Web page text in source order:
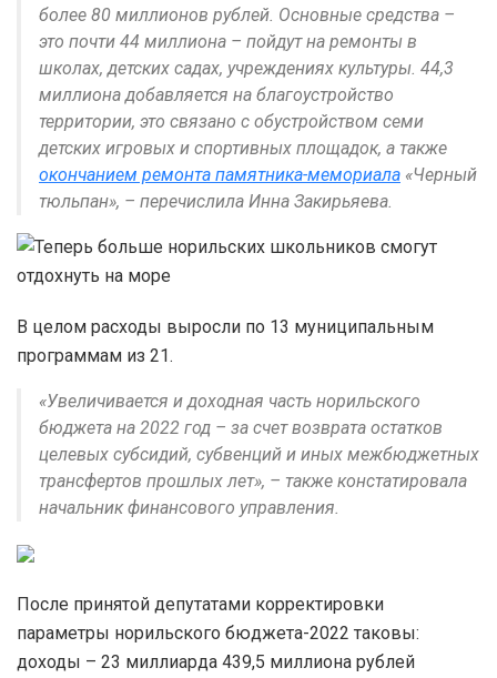
более 80 миллионов рублей. Основные средства –
это почти 44 миллиона – пойдут на ремонты в
школах, детских садах, учреждениях культуры. 44,3
миллиона добавляется на благоустройство
территории, это связано с обустройством семи
детских игровых и спортивных площадок, а также
окончанием ремонта памятника-мемориала «Черный
тюльпан», – перечислила Инна Закирьяева.
В целом расходы выросли по 13 муниципальным
программам из 21.
«Увеличивается и доходная часть норильского
бюджета на 2022 год – за счет возврата остатков
целевых субсидий, субвенций и иных межбюджетных
трансфертов прошлых лет», – также констатировала
начальник финансового управления.
После принятой депутатами корректировки
параметры норильского бюджета-2022 таковы:
доходы – 23 миллиарда 439,5 миллиона рублей